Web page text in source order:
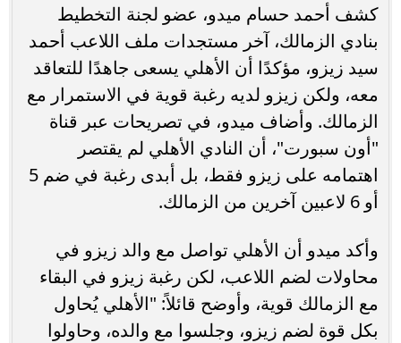
كشف أحمد حسام ميدو، عضو لجنة التخطيط
بنادي الزمالك، آخر مستجدات ملف اللاعب أحمد
سيد زيزو، مؤكدًا أن الأهلي يسعى جاهدًا للتعاقد
معه، ولكن زيزو لديه رغبة قوية في الاستمرار مع
الزمالك. وأضاف ميدو، في تصريحات عبر قناة
"أون سبورت"، أن النادي الأهلي لم يقتصر
اهتمامه على زيزو فقط، بل أبدى رغبة في ضم 5
أو 6 لاعبين آخرين من الزمالك.
وأكد ميدو أن الأهلي تواصل مع والد زيزو في
محاولات لضم اللاعب، لكن رغبة زيزو في البقاء
مع الزمالك قوية، وأوضح قائلاً: "الأهلي يُحاول
بكل قوة لضم زيزو، وجلسوا مع والده، وحاولوا